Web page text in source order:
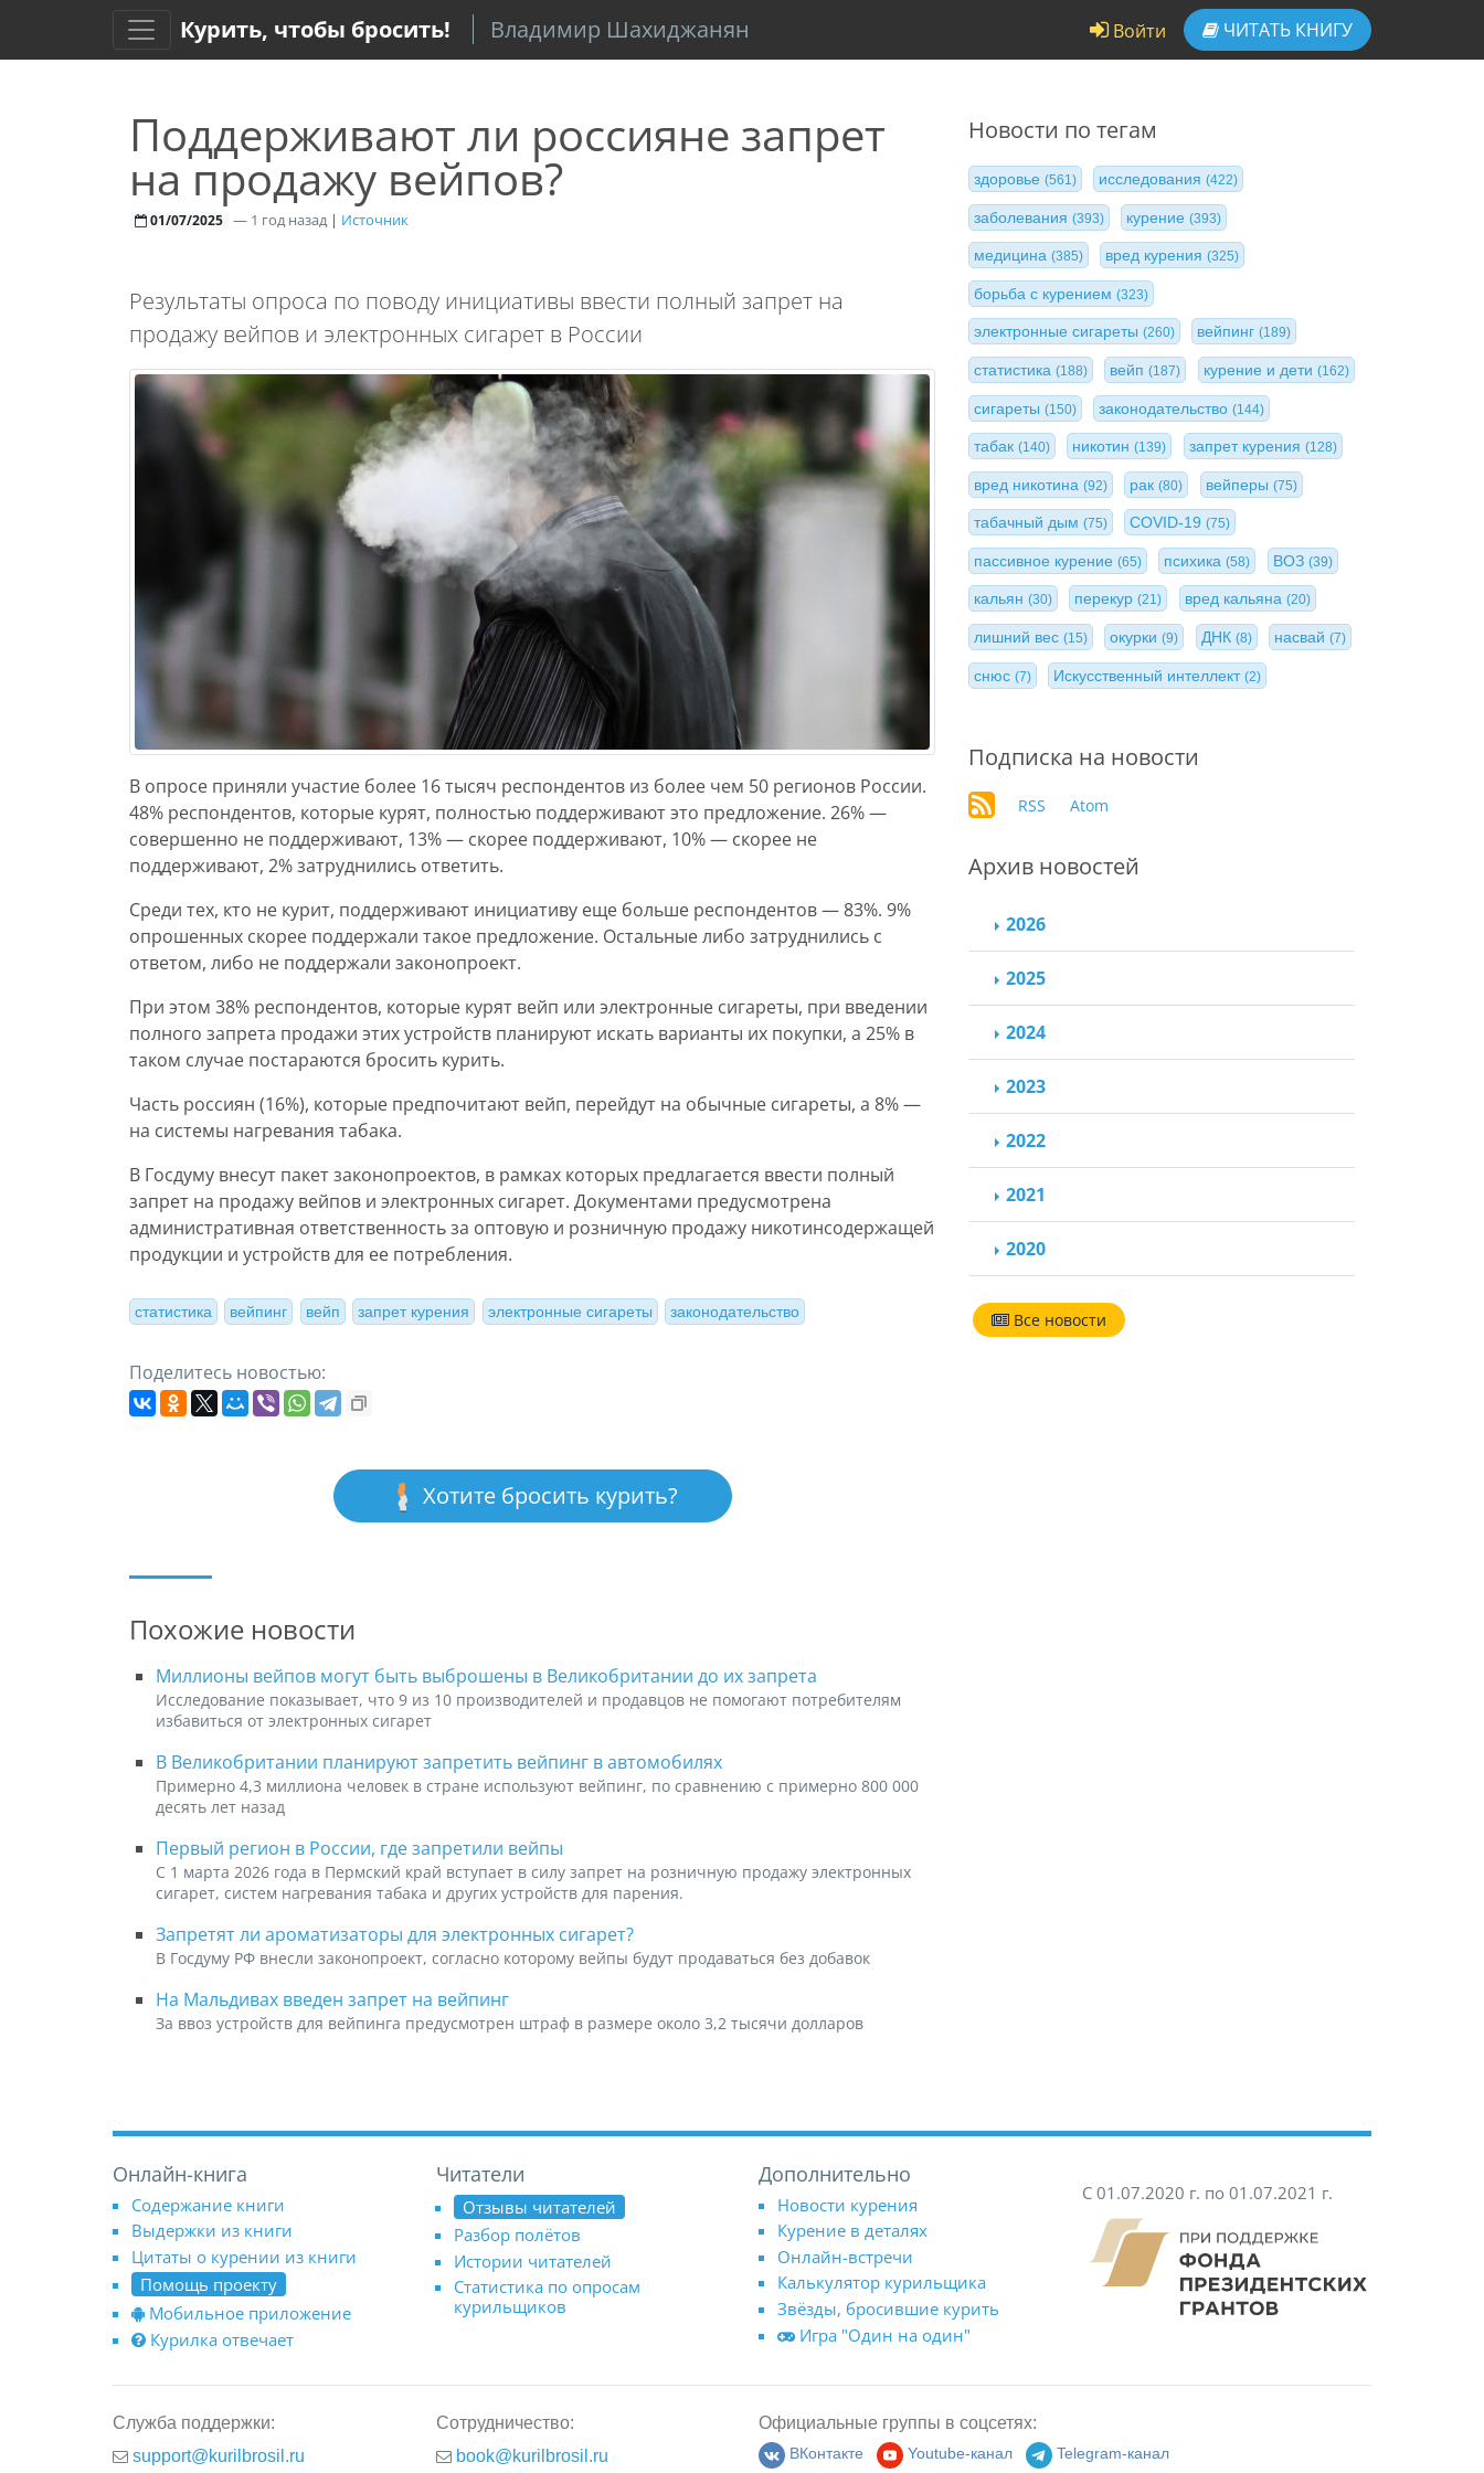
Курить, чтобы бросить! Владимир Шахиджанян Войти ЧИТАТЬ КНИГУ
Поддерживают ли россияне запрет
на продажу вейпов?
01/07/2025 —1 год назад | Источник
Результаты опроса по поводу инициативы ввести полный запрет на
продажу вейпов и электронных сигарет в России
В опросе приняли участие более 16 тысяч респондентов из более чем 50 регионов России.
48% респондентов, которые курят, полностью поддерживают это предложение. 26% —
совершенно не поддерживают, 13% — скорее поддерживают, 10% — скорее не
поддерживают, 2% затруднились ответить.
Среди тех, кто не курит, поддерживают инициативу еще больше респондентов — 83%. 9%
опрошенных скорее поддержали такое предложение. Остальные либо затруднились с
ответом, либо не поддержали законопроект.
При этом 38% респондентов, которые курят вейп или электронные сигареты, при введении
полного запрета продажи этих устройств планируют искать варианты их покупки, а 25% в
таком случае постараются бросить курить.
Часть россиян (16%), которые предпочитают вейп, перейдут на обычные сигареты, а 8% —
на системы нагревания табака.
В Госдуму внесут пакет законопроектов, в рамках которых предлагается ввести полный
запрет на продажу вейпов и электронных сигарет. Документами предусмотрена
административная ответственность за оптовую и розничную продажу никотинсодержащей
продукции и устройств для ее потребления.
статистика вейпинг вейп запрет курения электронные сигареты законодательство
Поделитесь новостью:
Хотите бросить курить?
Похожие новости
Миллионы вейпов могут быть выброшены в Великобритании до их запрета
Исследование показывает, что 9 из 10 производителей и продавцов не помогают потребителям
избавиться от электронных сигарет
В Великобритании планируют запретить вейпинг в автомобилях
Примерно 4,3 миллиона человек в стране используют вейпинг, по сравнению с примерно 800 000
десять лет назад
Первый регион в России, где запретили вейпы
С 1 марта 2026 года в Пермский край вступает в силу запрет на розничную продажу электронных
сигарет, систем нагревания табака и других устройств для парения.
Запретят ли ароматизаторы для электронных сигарет?
В Госдуму РФ внесли законопроект, согласно которому вейпы будут продаваться без добавок
На Мальдивах введен запрет на вейпинг
За ввоз устройств для вейпинга предусмотрен штраф в размере около 3,2 тысячи долларов
Новости по тегам
здоровье (561) исследования(422)
заболевания (393) курение(393)
медицина (385) вред курения(325)
борьба с курением (323)
электронные сигареты (260) вейпинг(189)
статистика (188) вейп(187) курение и дети (162)
сигареты (150) законодательство(144)
табак (140) никотин(139) запрет курения (128)
вред никотина (92) рак(80) вейперы (75)
табачный дым (75) COVID-19(75)
пассивное курение (65) психика(58) ВОЗ (39)
кальян (30) перекур(21) вред кальяна (20)
лишний вес (15) окурки(9) ДНК (8) насвай(7)
снюс (7) Искусственный интеллект(2)
Подписка на новости
RSS Atom
Архив новостей
2026
2025
2024
2023
2022
2021
2020
Все новости
Онлайн-книга
Содержание книги
Выдержки из книги
Цитаты о курении из книги
Помощь проекту
Мобильное приложение
Курилка отвечает
Читатели
Отзывы читателей
Разбор полётов
Истории читателей
Статистика по опросам
курильщиков
Дополнительно
Новости курения
Курение в деталях
Онлайн-встречи
Калькулятор курильщика
Звёзды, бросившие курить
Игра "Один на один"
С 01.07.2020 г. по 01.07.2021 г.
Служба поддержки:
support@kurilbrosil.ru
Сотрудничество:
book@kurilbrosil.ru
Официальные группы в соцсетях:
ВКонтакте Youtube-канал Telegram-канал